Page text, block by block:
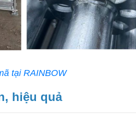
tại RAINBOW
hiệu quả